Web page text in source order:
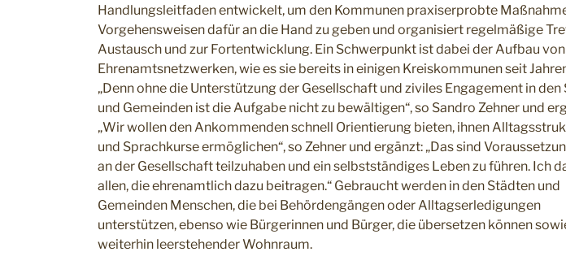
Handlungsleitfaden entwickelt, um den Kommunen praxiserprobte
Vorgehensweisen dafür an die Hand zu geben und organisiert regelmäßige
Austausch und zur Fortentwicklung. Ein Schwerpunkt ist dabei der Aufbau von
Ehrenamtsnetzwerken, wie es sie bereits in einigen Kreiskommunen seit
„Denn ohne die Unterstützung der Gesellschaft und ziviles Engagement in den
und Gemeinden ist die Aufgabe nicht zu bewältigen“, so Sandro Zehner und
„Wir wollen den Ankommenden schnell Orientierung bieten, ihnen
und Sprachkurse ermöglichen“, so Zehner und ergänzt: „Das sind
an der Gesellschaft teilzuhaben und ein selbstständiges Leben zu führen. Ich
allen, die ehrenamtlich dazu beitragen.“ Gebraucht werden in den Städten und
Gemeinden Menschen, die bei Behördengängen oder Alltagserledigungen
unterstützen, ebenso wie Bürgerinnen und Bürger, die übersetzen können
weiterhin leerstehender Wohnraum.